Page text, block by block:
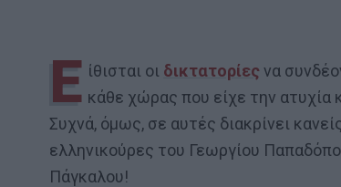
Ε ίθισται οι δικτατορίεςνα
κάθε χώρας που είχε την ατυχία
Συχνά, όμως, σε αυτές διακρίνει
ελληνικούρες του Γεωργίου
Πάγκαλου!